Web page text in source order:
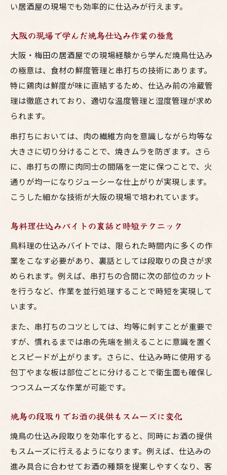
い居酒屋の現場でも効率的に仕込みが行えます。
大阪の現場で学んだ焼鳥仕込み作業の極意
大阪・梅田の居酒屋での現場経験から学んだ焼鳥仕込み
の極意は、食材の鮮度管理と串打ちの技術にあります。
特に鶏肉は鮮度が味に直結するため、仕込み前の冷蔵管
理は徹底されており、適切な温度管理と湿度管理が求め
られます。
串打ちにおいては、肉の繊維方向を意識しながら均等な
大きさに切り分けることで、焼きムラを防ぎます。さら
に、串打ちの際に肉同士の間隔を一定に保つことで、火
通りが均一になりジューシーな仕上がりが実現します。
こうした細かな技術が大阪の現場で培われています。
鳥料理仕込みバイトの裏話と時短テクニック
鳥料理の仕込みバイトでは、限られた時間内に多くの作
業をこなす必要があり、裏話としては段取りの良さが求
められます。例えば、串打ちの合間に次の部位のカット
を行うなど、作業を並行処理することで時短を実現して
います。
また、串打ちのコツとしては、均等に刺すことが重要で
すが、慣れるまでは串の先端を揃えることに意識を置く
とスピードが上がります。さらに、仕込み時に使用する
包丁やまな板は部位ごとに分けることで衛生面も確保し
つつスムーズな作業が可能です。
焼鳥の段取りでお酒の提供もスムーズに変化
焼鳥の仕込み段取りを効率化すると、同時にお酒の提供
もスムーズに行えるようになります。例えば、仕込みの
進み具合に合わせてお酒の種類を提案しやすくなり、客